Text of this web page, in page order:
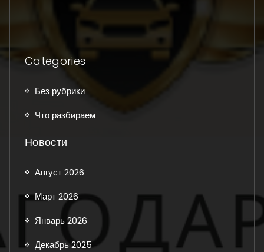
Categories
Без рубрики
Что разбираем
Новости
Август 2026
Март 2026
Январь 2026
Декабрь 2025